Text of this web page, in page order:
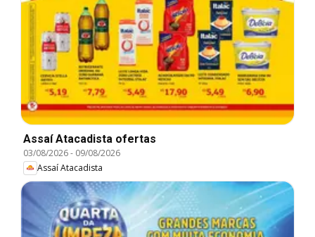
Assaí Atacadista ofertas
03/08/2026- 09/08/2026
Assaí Atacadista